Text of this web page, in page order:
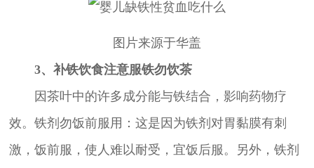
图片来源于华盖
3、补铁饮食注意服铁勿饮茶
因茶叶中的许多成分能与铁结合，影响药物疗
效。铁剂勿饭前服用：这是因为铁剂对胃黏膜有刺
激，饭前服，使人难以耐受，宜饭后服。另外，铁剂